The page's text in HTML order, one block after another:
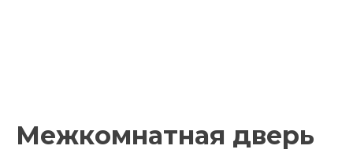
Межкомнатная дверь